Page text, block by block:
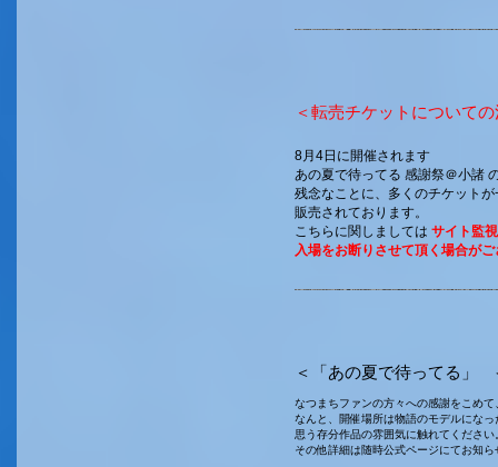
＜転売チケットについて
8月4日に開催されます
あの夏で待ってる 感謝祭＠小諸
残念なことに、多くのチケット
販売されております。
こちらに関しましては サイト監
入場をお断りさせて頂く場合が
＜「あの夏で待ってる」
なつまちファンの方々への感謝をこめ
なんと、開催場所は物語のモデルにな
思う存分作品の雰囲気に触れてください
その他詳細は随時公式ページにてお知